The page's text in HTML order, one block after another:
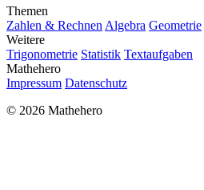
Themen
Zahlen & Rechnen Algebra Geometrie
Weitere
Trigonometrie Statistik Textaufgaben
Mathehero
Impressum Datenschutz
© 2026 Mathehero